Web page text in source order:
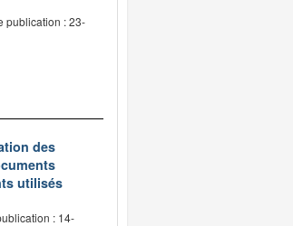
publication : 23-
des
utilisés
: 14-